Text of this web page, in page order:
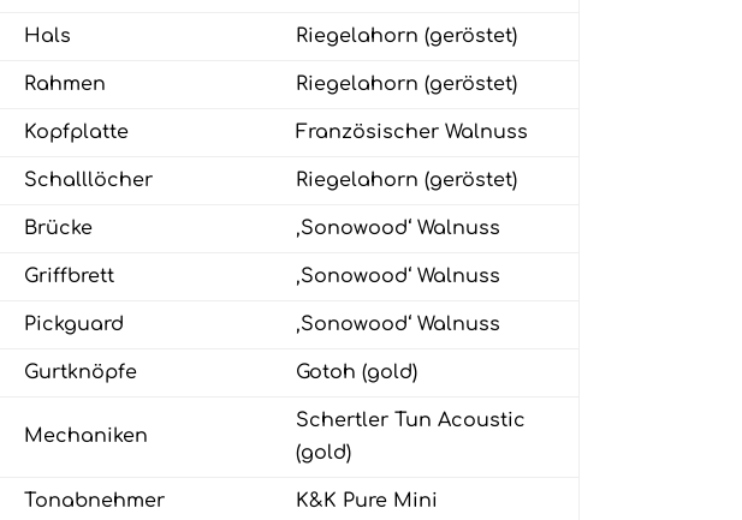
Hals Riegelahorn (geröstet)
Rahmen Riegelahorn (geröstet)
Kopfplatte Französischer Walnuss
Schalllöcher Riegelahorn (geröstet)
Brücke ‚Sonowood‘ Walnuss
Griffbrett ‚Sonowood‘ Walnuss
Pickguard ‚Sonowood‘ Walnuss
Gurtknöpfe Gotoh (gold)
Mechaniken
Schertler Tun Acoustic
(gold)
Tonabnehmer K&K Pure Mini